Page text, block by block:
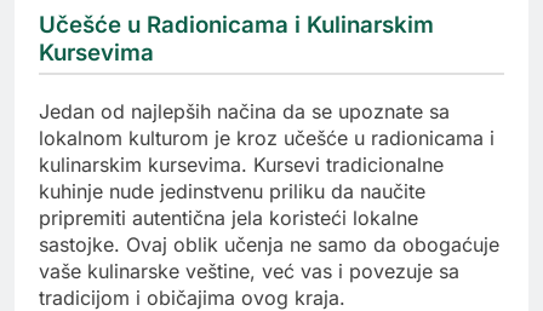
Učešće u Radionicama i Kulinarskim
Kursevima
Jedan od najlepših načina da se upoznate sa
lokalnom kulturom je kroz učešće u radionicama i
kulinarskim kursevima. Kursevi tradicionalne
kuhinje nude jedinstvenu priliku da naučite
pripremiti autentična jela koristeći lokalne
sastojke. Ovaj oblik učenja ne samo da obogaćuje
vaše kulinarske veštine, već vas i povezuje sa
tradicijom i običajima ovog kraja.